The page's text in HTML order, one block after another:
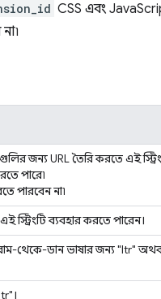
CSS এবং
জন্য URL তৈরি করতে এই
পারে৷
পারবেন না৷
ব্যবহার করতে পারেন।
থেকে-ডান ভাষার জন্য "ltr"